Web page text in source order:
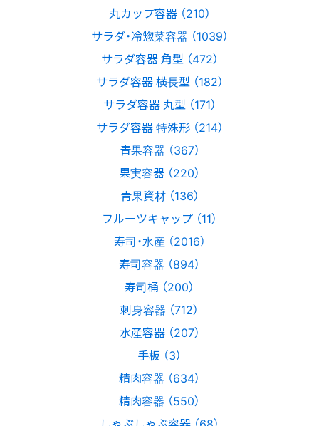
丸カップ容器 （210）
サラダ・冷惣菜容器 （1039）
サラダ容器 角型 （472）
サラダ容器 横長型 （182）
サラダ容器 丸型 （171）
サラダ容器 特殊形 （214）
青果容器 （367）
果実容器 （220）
青果資材 （136）
フルーツキャップ （11）
寿司・水産 （2016）
寿司容器 （894）
寿司桶 （200）
刺身容器 （712）
水産容器 （207）
手板 （3）
精肉容器 （634）
精肉容器 （550）